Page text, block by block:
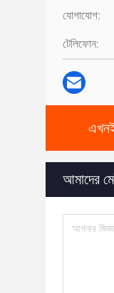
যোগাযোগ:
টেলিফোন:
আমাদের